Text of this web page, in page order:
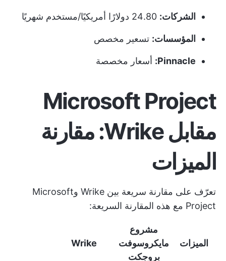
الشركات:
المؤسسات: تسعير مخصص
Pinnacle: أسعار مخصصة
Microsoft Project
مقابل Wrike: مقارنة
الميزات
تعرّف على مقارنة سريعة بين Wrike وMicrosoft
Project مع هذه المقارنة السريعة:
الميزات
مشروع
مايكروسوفت
بروجكت
Wrike